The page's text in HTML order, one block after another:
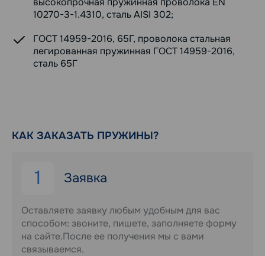
10270-3-1.4310, сталь AISI 302;
ГОСТ 14959-2016, 65Г, проволока стальная
легированная пружинная ГОСТ 14959-2016,
сталь 65Г
КАК ЗАКАЗАТЬ ПРУЖИНЫ?
1 Заявка
Оставляете заявку любым удобным для вас
способом: звоните, пишете, заполняете форму
на сайте.После ее получения мы с вами
связываемся.